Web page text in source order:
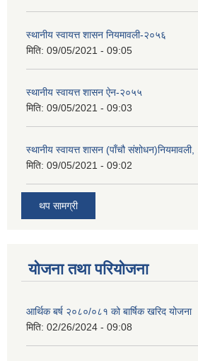
स्थानीय स्वायत्त शासन नियमावली-२०५६
मिति: 09/05/2021 - 09:05
स्थानीय स्वायत्त शासन ए‍ेन-२०५५
मिति: 09/05/2021 - 09:03
स्थानीय स्वायत्त शासन (पाँचौ
मिति: 09/05/2021 - 09:02
थप सामग्री
योजना तथा परियोजना
आर्थिक बर्ष २०८०/०८१ को बार्षिक खरिद योजना
मिति: 02/26/2024 - 09:08